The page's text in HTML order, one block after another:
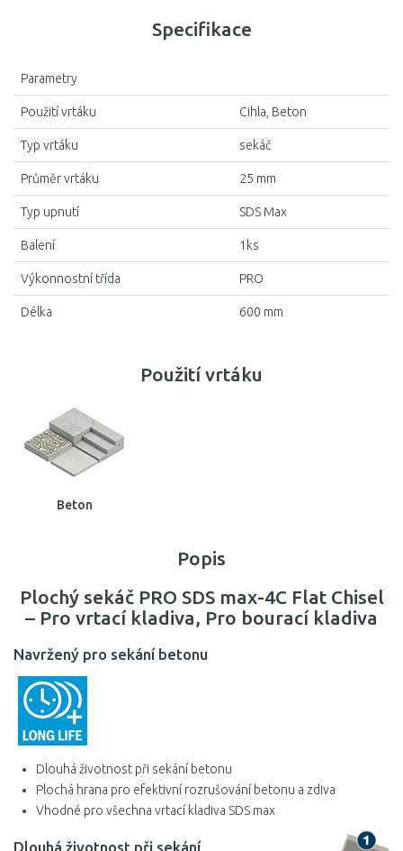
Použití vrtáku
Beton
Popis
Plochý sekáč PRO SDS max-4C Flat Chisel
– Pro vrtací kladiva, Pro bourací kladiva
Navržený pro sekání betonu
Dlouhá životnost při sekání betonu
Plochá hrana pro efektivní rozrušování betonu a zdiva
Vhodné pro všechna vrtací kladiva SDS max
Dlouhá životnost při sekání
Specifikace
Parametry
Použití vrtáku Cihla, Beton
Typ vrtáku sekáč
Průměr vrtáku 25 mm
Typ upnutí SDS Max
Balení 1ks
Výkonnostní třída PRO
Délka 600 mm